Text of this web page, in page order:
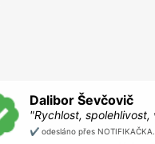
Dalibor Ševčovič
"Rychlost,
✔️ odesláno přes